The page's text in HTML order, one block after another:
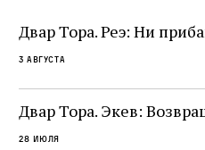
не просто покровитель
окружённый книгами.
одно решение
целой общины и стало
спора о том, кому
слово в переводе
Двар Тора. Реэ: Ни
3 августа
Двар Тора. Экев:
28 июля